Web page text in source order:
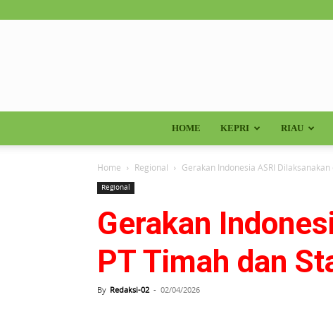
HOME KEPRI RIAU
Home Regional Gerakan Indonesia ASRI
Regional
Gerakan
PT Timah dan
By Redaksi-02 - 02/04/2026